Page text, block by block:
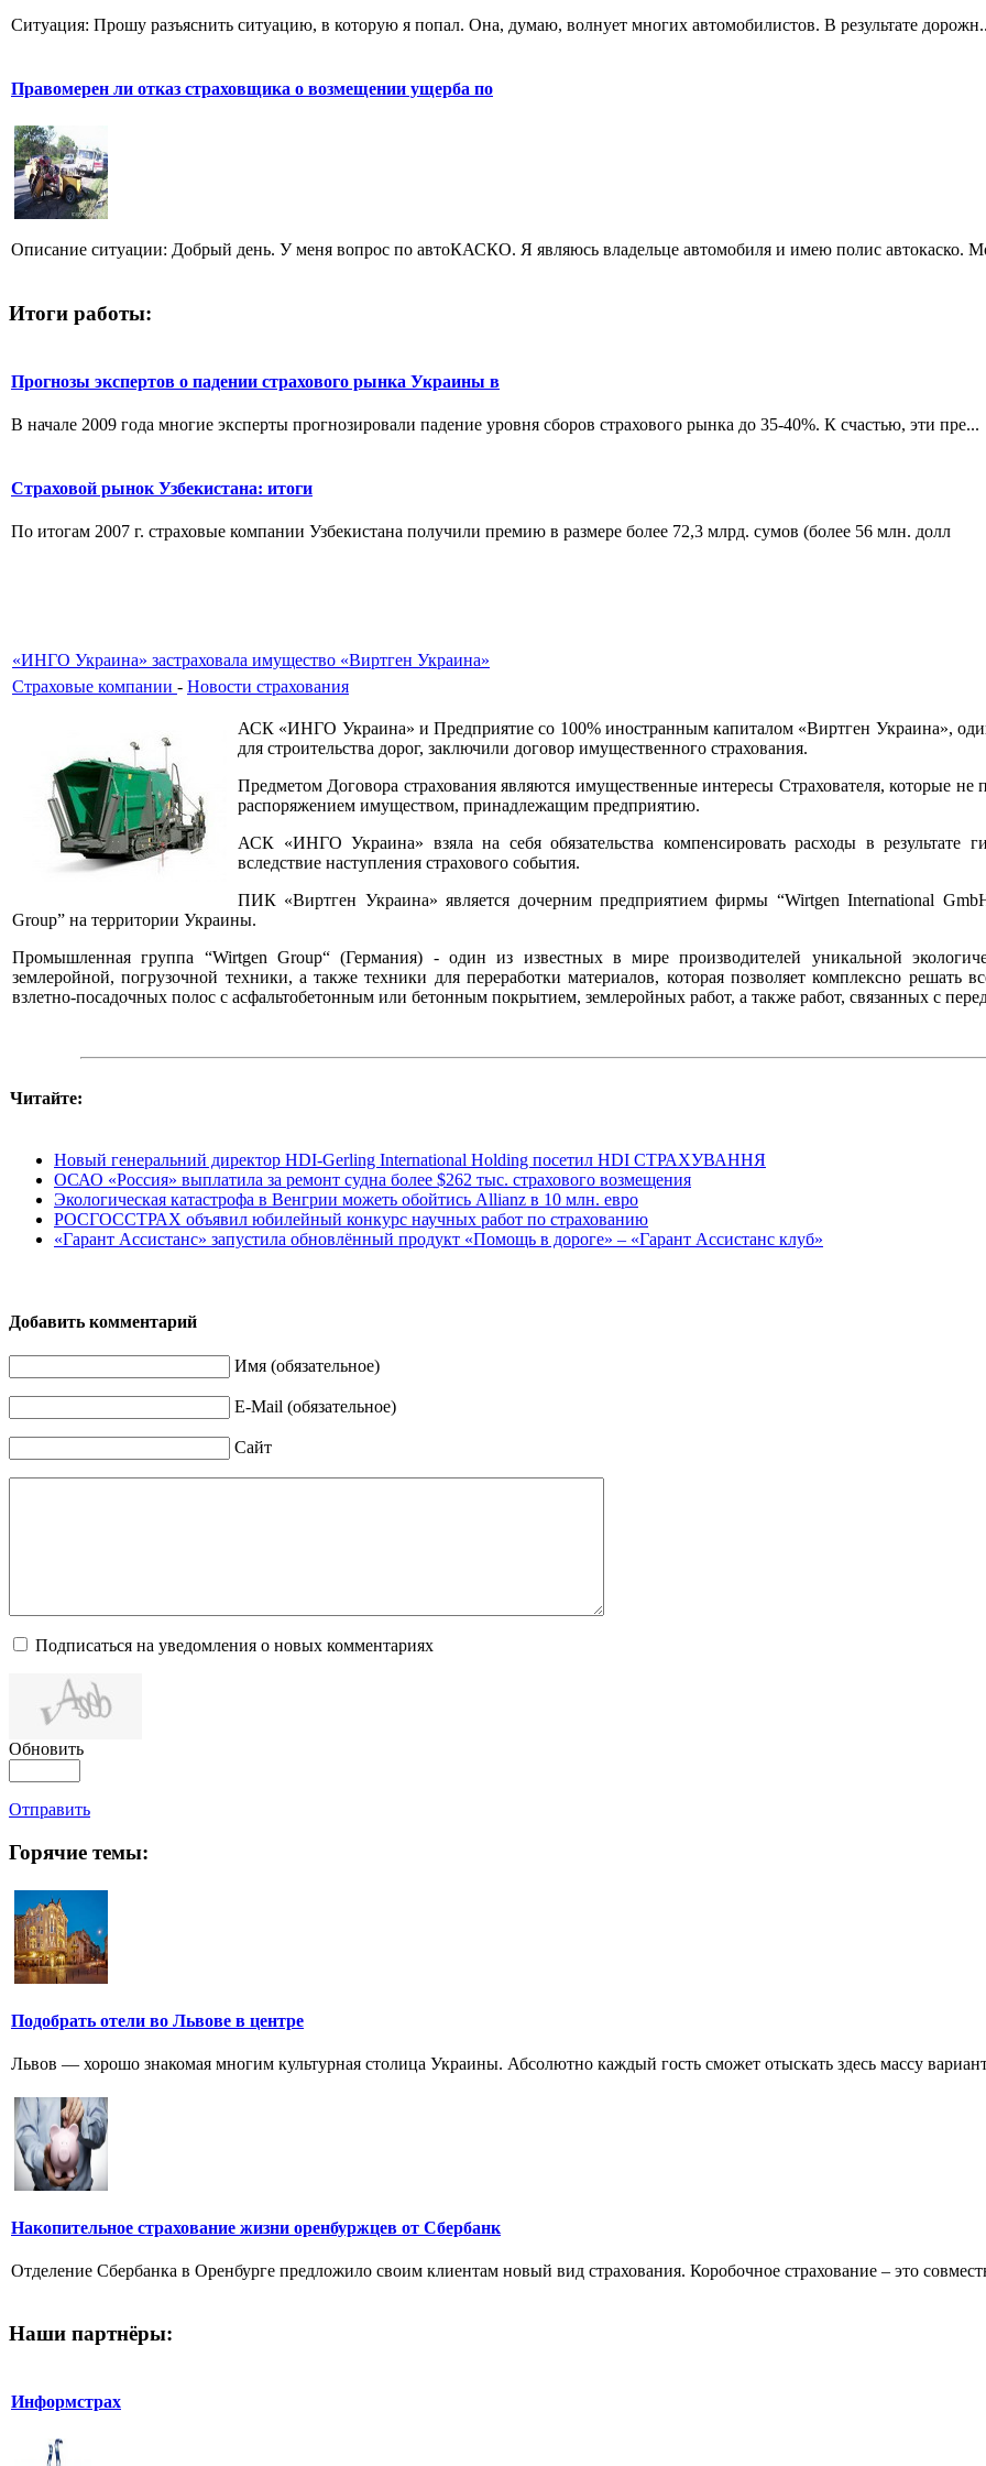
Ситуация: Прошу разъяснить ситуацию, в которую я попал. Она, думаю, волнует многих автомобилистов. В результате
Правомерен ли отказ страховщика о возмещении ущерба по
Описание ситуации: Добрый день. У меня вопрос по автоКАСКО. Я являюсь владельце автомобиля и имею полис автокаско.
Итоги работы:
Прогнозы экспертов о падении страхового рынка Украины в
В начале 2009 года многие эксперты прогнозировали падение уровня сборов страхового рынка до 35-40%. К счастью, эти пре...
Страховой рынок Узбекистана: итоги
По итогам 2007 г. страховые компании Узбекистана получили премию в размере более 72,3 млрд. сумов (более 56 млн. долл
«ИНГО Украина» застраховала имущество «Виртген Украина»
Страховые компании - Новости страхования
АСК «ИНГО Украина» и Предприятие со 100% иностранным капиталом «Виртген Украина»,
для строительства дорог, заключили договор имущественного страхования.
Предметом Договора страхования являются имущественные интересы Страхователя, которые не
распоряжением имуществом, принадлежащим предприятию.
АСК «ИНГО Украина» взяла на себя обязательства компенсировать расходы в результате
вследствие наступления страхового события.
ПИК «Виртген Украина» является дочерним предприятием фирмы “Wirtgen International
Group” на территории Украины.
Промышленная группа “Wirtgen Group“ (Германия) - один из известных в мире производителей уникальной
землеройной, погрузочной техники, а также техники для переработки материалов, которая позволяет комплексно решать
взлетно-посадочных полос с асфальтобетонным или бетонным покрытием, землеройных работ, а также работ, связанных с
Читайте:
Новый генеральний директор HDI-Gerling International Holding посетил HDI СТРАХУВАННЯ
ОСАО «Россия» выплатила за ремонт судна более $262 тыс. страхового возмещения
Экологическая катастрофа в Венгрии можеть обойтись Allianz в 10 млн. евро
РОСГОССТРАХ объявил юбилейный конкурс научных работ по страхованию
«Гарант Ассистанс» запустила обновлённый продукт «Помощь в дороге» – «Гарант Ассистанс клуб»
Добавить комментарий
Имя (обязательное)
E-Mail (обязательное)
Сайт
Подписаться на уведомления о новых комментариях
Обновить
Отправить
Горячие темы:
Подобрать отели во Львове в центре
Львов — хорошо знакомая многим культурная столица Украины. Абсолютно каждый гость сможет отыскать здесь массу
Накопительное страхование жизни оренбуржцев от Сбербанк
Отделение Сбербанка в Оренбурге предложило своим клиентам новый вид страхования. Коробочное страхование – это
Наши партнёры:
Информстрах